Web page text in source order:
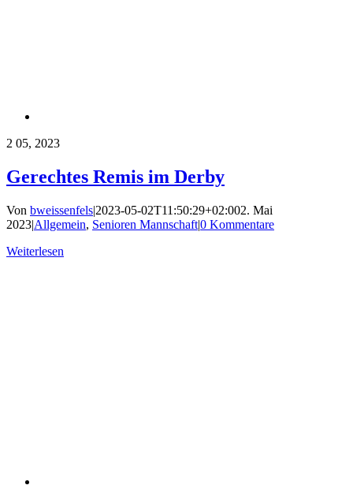
2 05, 2023
Gerechtes Remis im Derby
Von bweissenfels|2023-05-02T11:50:29+02:002. Mai
2023|Allgemein, Senioren Mannschaft|0 Kommentare
Weiterlesen